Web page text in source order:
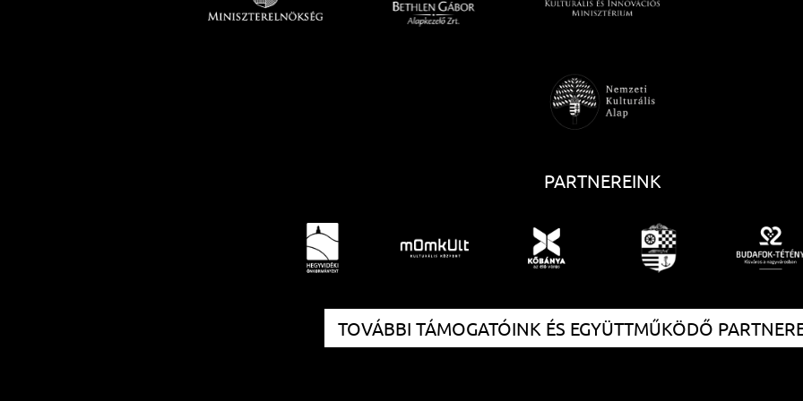
PARTNEREINK
TOVÁBBI TÁMOGATÓINK ÉS EGYÜTTMŰKÖDŐ